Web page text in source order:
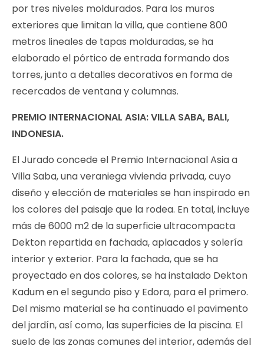
por tres niveles moldurados. Para los muros
exteriores que limitan la villa, que contiene 800
metros lineales de tapas molduradas, se ha
elaborado el pórtico de entrada formando dos
torres, junto a detalles decorativos en forma de
recercados de ventana y columnas.
PREMIO INTERNACIONAL ASIA: VILLA SABA, BALI,
INDONESIA.
El Jurado concede el Premio Internacional Asia a
Villa Saba, una veraniega vivienda privada, cuyo
diseño y elección de materiales se han inspirado en
los colores del paisaje que la rodea. En total, incluye
más de 6000 m2 de la superficie ultracompacta
Dekton repartida en fachada, aplacados y solería
interior y exterior. Para la fachada, que se ha
proyectado en dos colores, se ha instalado Dekton
Kadum en el segundo piso y Edora, para el primero.
Del mismo material se ha continuado el pavimento
del jardín, así como, las superficies de la piscina. El
suelo de las zonas comunes del interior, además del